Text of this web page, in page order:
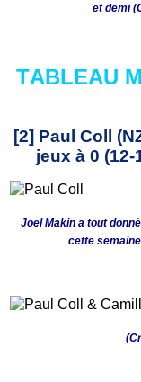
et demi
TABLEAU
[2] Paul Coll
jeux à 0 (12-
Joel Makin a tout
cette